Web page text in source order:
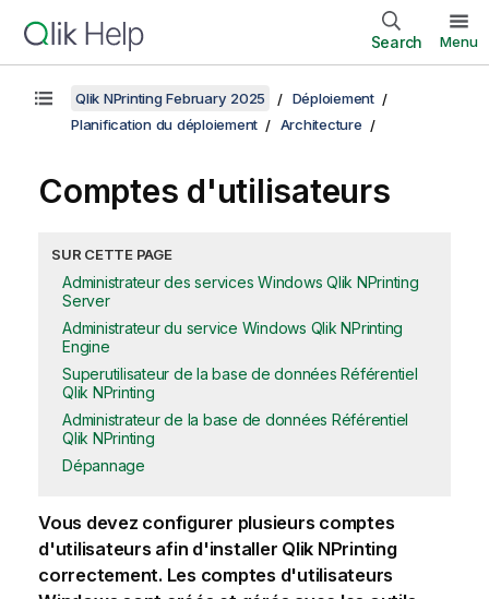
Search Menu
Qlik NPrinting February 2025
Déploiement
Planification du déploiement
Architecture
Comptes d'utilisateurs
SUR CETTE PAGE
Administrateur des services Windows Qlik NPrinting
Server
Administrateur du service Windows Qlik NPrinting
Engine
Superutilisateur de la base de données Référentiel
Qlik NPrinting
Administrateur de la base de données Référentiel
Qlik NPrinting
Dépannage
Vous devez configurer plusieurs comptes
d'utilisateurs afin d'installer Qlik NPrinting
correctement. Les comptes d'utilisateurs